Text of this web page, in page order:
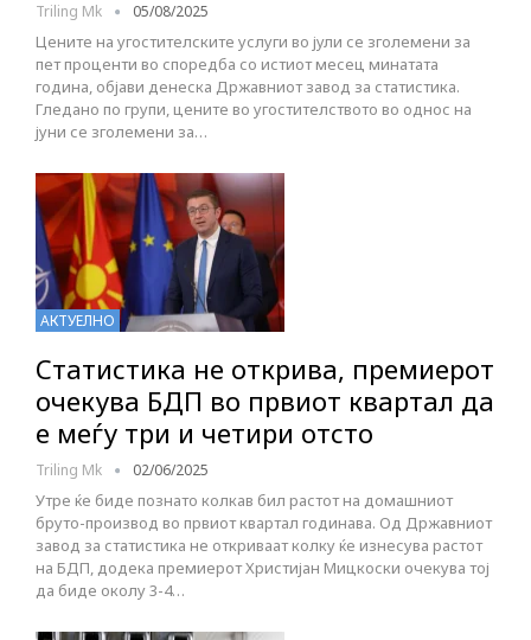
Triling Mk 05/08/2025
Цените на угостителските услуги во јули се зголемени за
пет проценти во споредба со истиот месец минатата
година, објави денеска Државниот завод за статистика.
Гледано по групи, цените во угостителството во однос на
јуни се зголемени за…
АКТУЕЛНО
Статистика не открива, премиерот
очекува БДП во првиот квартал да
е меѓу три и четири отсто
Triling Mk 02/06/2025
Утре ќе биде познато колкав бил растот на домашниот
бруто-производ во првиот квартал годинава. Од Државниот
завод за статистика не откриваат колку ќе изнесува растот
на БДП, додека премиерот Христијан Мицкоски очекува тој
да биде околу 3-4…